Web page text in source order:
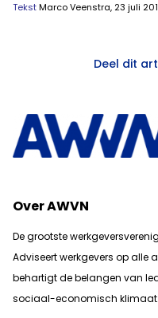
TekstMarco Veenstra, 23 juli
Deel dit
Over AWVN
De grootste
Adviseert werkgevers op alle
behartigt de belangen van
sociaal-economisch klimaat.